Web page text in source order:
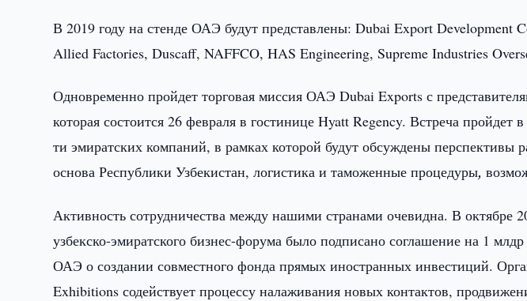
В 2019 году на стенде ОАЭ будут представлены: Dubai Export Development
Allied Factories, Duscaff, NAFFCO, HAS Engineering, Supreme Industries
Одновременно пройдет торговая миссия ОАЭ Dubai Exports с
которая состоится 26 февраля в гостинице Hyatt Regency. Встреча
ти эмиратских компаний, в рамках которой будут обсуждены перспективы
основа Республики Узбекистан, логистика и таможенные процедуры,
Активность сотрудничества между нашими странами очевидна. В октябре
узбекско-эмиратского бизнес-форума было подписано соглашение на 1
ОАЭ о создании совместного фонда прямых иностранных инвестиций.
Exhibitions содействует процессу налаживания новых контактов,